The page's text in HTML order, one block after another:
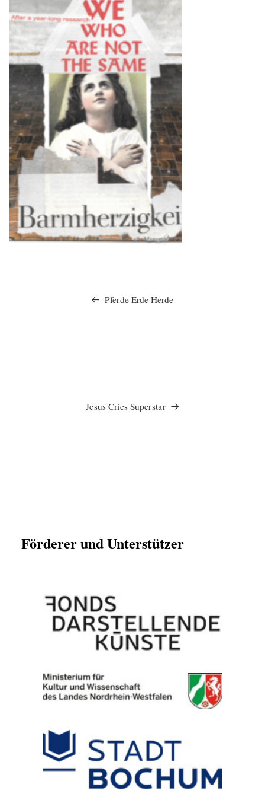
Pferde Erde Herde
Jesus Cries Superstar
Förderer und Unterstützer